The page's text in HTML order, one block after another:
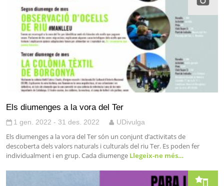
Els diumenges a la vora del Ter
1 gen. 2022 - 31 des. 2022 UDivulga
Els diumenges a la vora del Ter són un conjunt d’activitats de
descoberta dels valors naturals i culturals del riu Ter. Es poden fer
individualment i en grup. Cada diumenge Llegeix-ne més…